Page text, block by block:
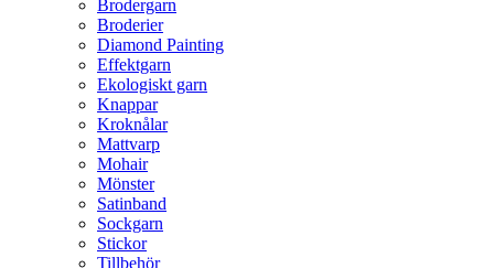
Brodergarn
Broderier
Diamond Painting
Effektgarn
Ekologiskt garn
Knappar
Kroknålar
Mattvarp
Mohair
Mönster
Satinband
Sockgarn
Stickor
Tillbehör